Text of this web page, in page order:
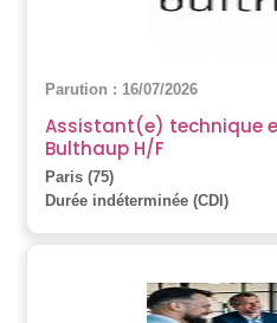
Parution : 16/07/2026
Assistant(e) technique
Bulthaup H/F
Paris (75)
Durée indéterminée (CDI)